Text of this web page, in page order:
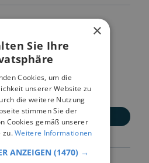
Brand-Erbisdorf
ERFAHREN
×
Sie Ihre
Cookies, um die
unserer Website zu
die weitere Nutzung
stimmen Sie der
Cookies gemäß unserer
zu.Weitere Informationen
ANZEIGEN (1470) →